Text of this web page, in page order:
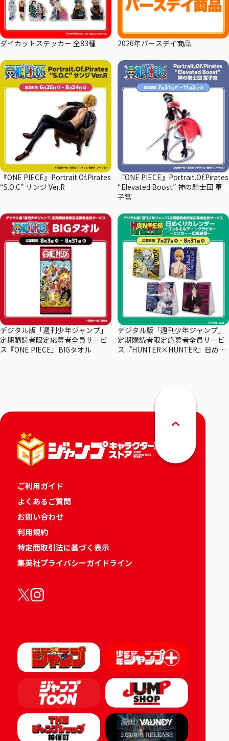
ダイカットステッカー 全83種 2026年バースデイ商品
『ONE PIECE』Portrait.Of.Pirates
“S.O.C” サンジ Ver.R
『ONE PIECE』Portrait.Of.Pirates
“Elevated Boost” 神の騎士団 軍
子宮
デジタル版「週刊少年ジャンプ」
定期購読者限定応募者全員サービ
ス『ONE PIECE』BIGタオル
デジタル版「週刊少年ジャンプ」
定期購読者限定応募者全員サービ
ス『HUNTER×HUNTER』日めく
ご利用ガイド
よくあるご質問
お問い合わせ
利用規約
特定商取引法に基づく表示
集英社プライバシーガイドライン